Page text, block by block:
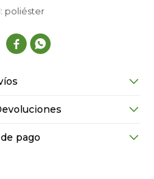
poliéster
 
pago